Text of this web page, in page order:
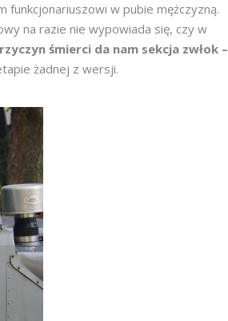
funkcjonariuszowi w pubie mężczyzną.
na razie nie wypowiada się, czy w
śmierci da nam sekcja zwłok –
żadnej z wersji.